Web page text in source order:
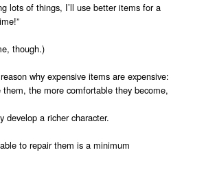
lots of things, I’ll use better items for a
though.)
why expensive items are expensive:
the more comfortable they become,
develop a richer character.
to repair them is a minimum